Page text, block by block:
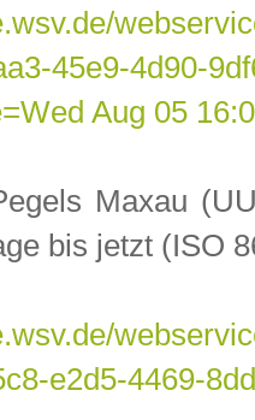
45e9-
Aug 05
Maxau
bis jetzt (ISO
e2d5-4469-